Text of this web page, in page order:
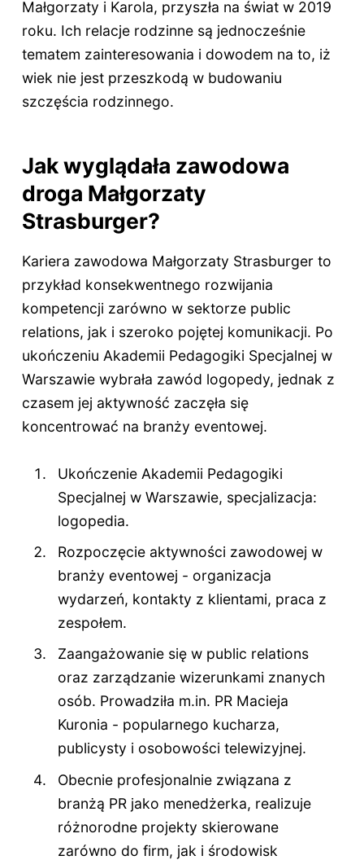
Małgorzaty i Karola, przyszła na świat w 2019
roku. Ich relacje rodzinne są jednocześnie
tematem zainteresowania i dowodem na to, iż
wiek nie jest przeszkodą w budowaniu
szczęścia rodzinnego.
Jak wyglądała zawodowa
droga Małgorzaty
Strasburger?
Kariera zawodowa Małgorzaty Strasburger to
przykład konsekwentnego rozwijania
kompetencji zarówno w sektorze public
relations, jak i szeroko pojętej komunikacji. Po
ukończeniu Akademii Pedagogiki Specjalnej w
Warszawie wybrała zawód logopedy, jednak z
czasem jej aktywność zaczęła się
koncentrować na branży eventowej.
Ukończenie Akademii Pedagogiki
Specjalnej w Warszawie, specjalizacja:
logopedia.
Rozpoczęcie aktywności zawodowej w
branży eventowej - organizacja
wydarzeń, kontakty z klientami, praca z
zespołem.
Zaangażowanie się w public relations
oraz zarządzanie wizerunkami znanych
osób. Prowadziła m.in. PR Macieja
Kuronia - popularnego kucharza,
publicysty i osobowości telewizyjnej.
Obecnie profesjonalnie związana z
branżą PR jako menedżerka, realizuje
różnorodne projekty skierowane
zarówno do firm, jak i środowisk